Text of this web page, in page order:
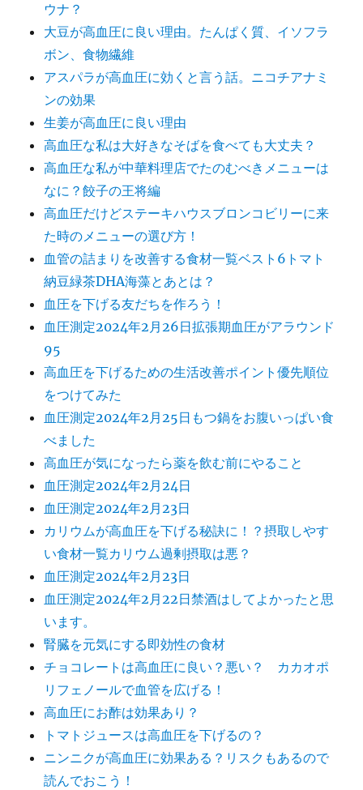
ウナ？
大豆が高血圧に良い理由。たんぱく質、イソフラ
ボン、食物繊維
アスパラが高血圧に効くと言う話。ニコチアナミ
ンの効果
生姜が高血圧に良い理由
高血圧な私は大好きなそばを食べても大丈夫？
高血圧な私が中華料理店でたのむべきメニューは
なに？餃子の王将編
高血圧だけどステーキハウスブロンコビリーに来
た時のメニューの選び方！
血管の詰まりを改善する食材一覧ベスト6トマト
納豆緑茶DHA海藻とあとは？
血圧を下げる友だちを作ろう！
血圧測定2024年2月26日拡張期血圧がアラウンド
95
高血圧を下げるための生活改善ポイント優先順位
をつけてみた
血圧測定2024年2月25日もつ鍋をお腹いっぱい食
べました
高血圧が気になったら薬を飲む前にやること
血圧測定2024年2月24日
血圧測定2024年2月23日
カリウムが高血圧を下げる秘訣に！？摂取しやす
い食材一覧カリウム過剰摂取は悪？
血圧測定2024年2月23日
血圧測定2024年2月22日禁酒はしてよかったと思
います。
腎臓を元気にする即効性の食材
チョコレートは高血圧に良い？悪い？ カカオポ
リフェノールで血管を広げる！
高血圧にお酢は効果あり？
トマトジュースは高血圧を下げるの？
ニンニクが高血圧に効果ある？リスクもあるので
読んでおこう！